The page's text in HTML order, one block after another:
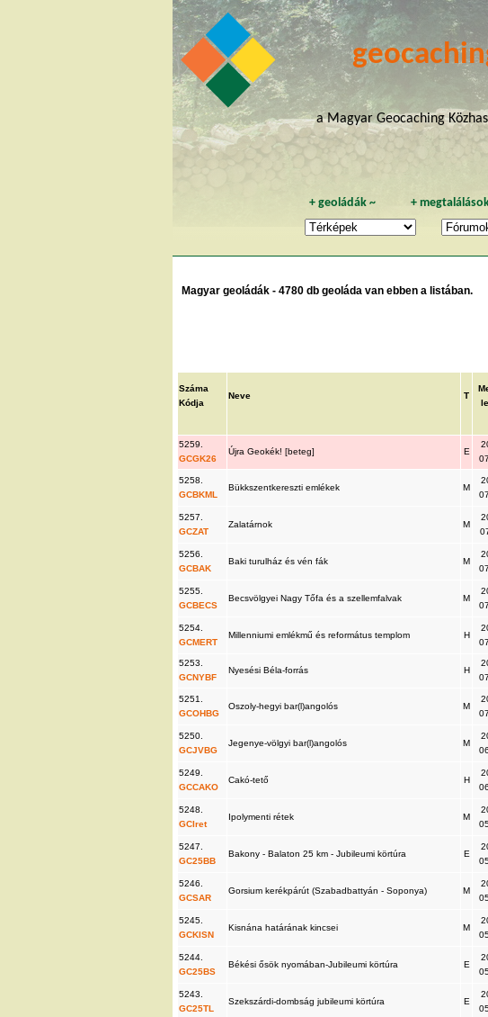
a Magyar Geocaching
+geoládák ~ +
Magyar geoládák - 4780 db geoláda van ebben a listában.
Száma
Kódja
Neve T
5259.
GCGK26
Újra Geokék! [beteg] E
5258.
GCBKML
Bükkszentkereszti emlékek M
5257.
GCZAT
Zalatárnok M
5256.
GCBAK
Baki turulház és vén fák M
5255.
GCBECS
Becsvölgyei Nagy Tőfa és a szellemfalvak M
5254.
GCMERT
Millenniumi emlékmű és református templom H
5253.
GCNYBF
Nyesési Béla-forrás H
5251.
GCOHBG
Oszoly-hegyi bar(l)angolós M
5250.
GCJVBG
Jegenye-völgyi bar(l)angolós M
5249.
GCCAKO
Cakó-tető H
5248.
GCIret
Ipolymenti rétek M
5247.
GC25BB
Bakony - Balaton 25 km - Jubileumi körtúra E
5246.
GCSAR
Gorsium kerékpárút (Szabadbattyán - Soponya) M
5245.
GCKISN
Kisnána határának kincsei M
5244.
GC25BS
Békési ősök nyomában-Jubileumi körtúra E
5243.
GC25TL
Szekszárdi-dombság jubileumi körtúra E